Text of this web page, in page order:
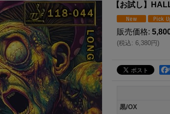
【お試し】
販売価格:
(税込: 6,380円)
黒/OX